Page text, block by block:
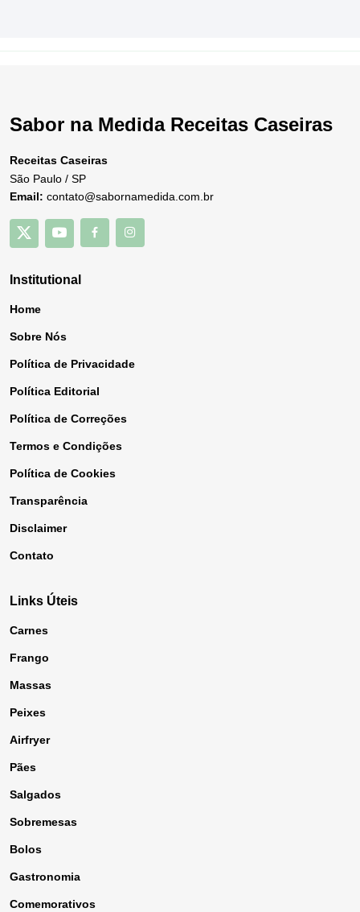
Sabor na Medida Receitas Caseiras
Receitas Caseiras
São Paulo / SP
Email: contato@sabornamedida.com.br
Institutional
Home
Sobre Nós
Política de Privacidade
Política Editorial
Política de Correções
Termos e Condições
Política de Cookies
Transparência
Disclaimer
Contato
Links Úteis
Carnes
Frango
Massas
Peixes
Airfryer
Pães
Salgados
Sobremesas
Bolos
Gastronomia
Comemorativos